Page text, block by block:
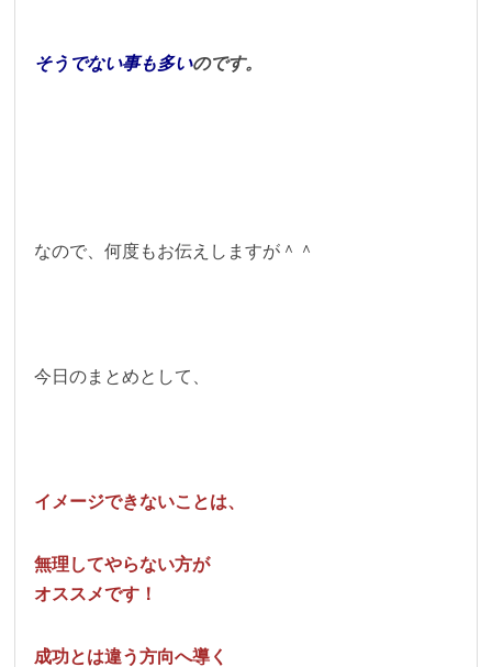
そうでない事も多いのです。
なので、何度もお伝えしますが＾＾
今日のまとめとして、
イメージできないことは、
無理してやらない方が
オススメです！
成功とは違う方向へ導く